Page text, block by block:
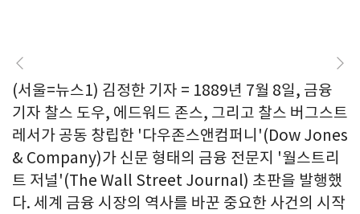
(서울=뉴스1) 김정한 기자 = 1889년 7월 8일, 금융
기자 찰스 도우, 에드워드 존스, 그리고 찰스 버그스트
레서가 공동 창립한 '다우존스앤컴퍼니'(Dow Jones
& Company)가 신문 형태의 금융 전문지 '월스트리
트 저널'(The Wall Street Journal) 초판을 발행했
다. 세계 금융 시장의 역사를 바꾼 중요한 사건의 시작